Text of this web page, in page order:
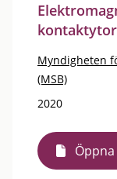
Myndigheten
(MSB)
2020